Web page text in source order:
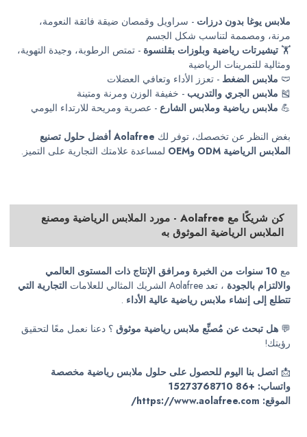
ملابس يوغا بدون درزات - سراويل وقمصان ضيقة فائقة النعومة،
مرنة، ومصممة لتناسب شكل الجسم
🏋تيشيرتات رياضية وبلوزات بقلنسوة - تمتص الرطوبة، وجيدة التهوية،
ومثالية للتمرينات الرياضية
🩲 ملابس الضغط - تعزز الأداء وتعافي العضلات
🎽 ملابس الجري والتدريب - خفيفة الوزن ومرنة ومتينة
💪 ملابس رياضية وملابس الشارع - عصرية ومريحة للارتداء اليومي
بغض النظر عن تخصصك، توفر لك Aolafree أفضل حلول تصنيع
الملابس الرياضية ODM وOEM
لمساعدة علامتك التجارية على التميز.
كن شريكًا مع Aolafree - مورد الملابس الرياضية ومصنع
الملابس الرياضية الموثوق به
مع 10 سنوات من الخبرة ومرافق الإنتاج ذات المستوى العالمي
والالتزام بالجودة ، تعد Aolafree الشريك المثالي للعلامات
التجارية التي
تتطلع إلى إنشاء ملابس رياضية عالية الأداء .
💬هل تبحث عن مُصنِّع ملابس رياضية موثوق ؟ دعنا نعمل معًا لتحقيق
رؤيتك!
📩اتصل بنا اليوم للحصول على حلول ملابس رياضية مخصصة
واتساب: +86
15273768710
الموقع: https://www.aolafree.com/